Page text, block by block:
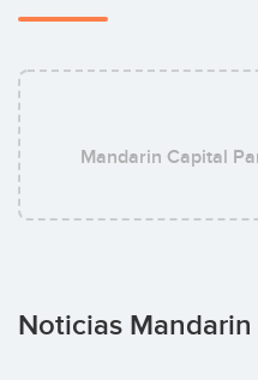
Mandarin Capital
Noticias